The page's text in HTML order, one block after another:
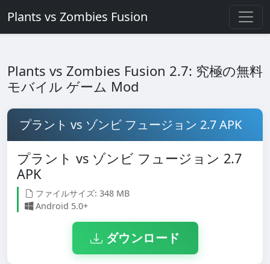
Plants vs Zombies Fusion
Plants vs Zombies Fusion 2.7: 究極の無料
モバイル ゲーム Mod
プラント vs ゾンビ フュージョン 2.7 APK
プラント vs ゾンビ フュージョン 2.7
APK
ファイルサイズ: 348 MB
Android 5.0+
ダウンロード